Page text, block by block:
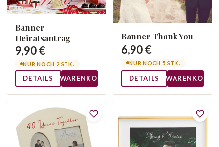
Banner
Heiratsantrag
9,90 €
NUR NOCH 2 STK.
DETAILS WARENKORB
Banner Thank You
6,90 €
NUR NOCH 5 STK.
DETAILS WARENKORB